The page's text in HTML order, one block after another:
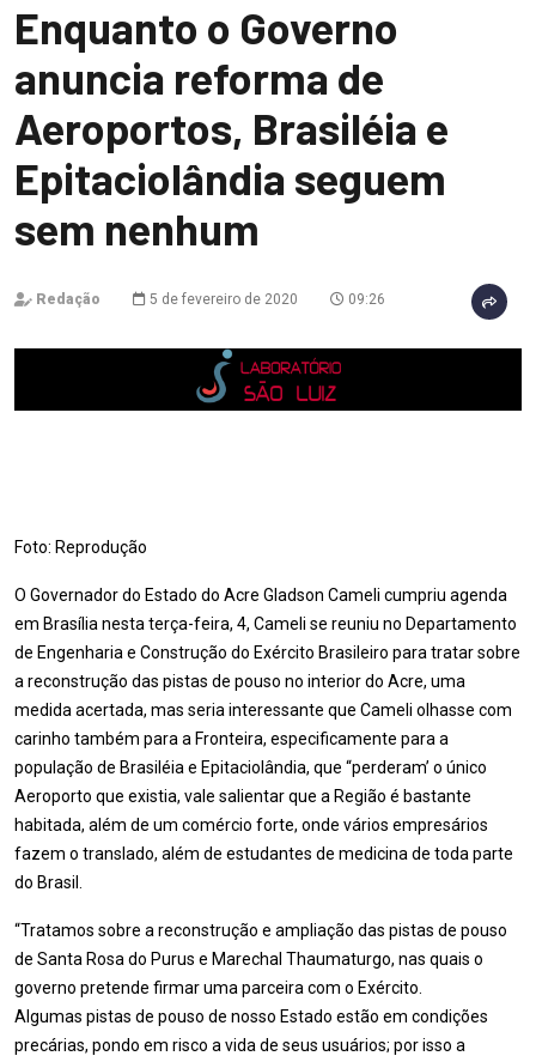
Enquanto o Governo
anuncia reforma de
Aeroportos, Brasiléia e
Epitaciolândia seguem
sem nenhum
Redação 5 de fevereiro de 2020 09:26
Foto: Reprodução
O Governador do Estado do Acre Gladson Cameli cumpriu agenda
em Brasília nesta terça-feira, 4, Cameli se reuniu no Departamento
de Engenharia e Construção do Exército Brasileiro para tratar sobre
a reconstrução das pistas de pouso no interior do Acre, uma
medida acertada, mas seria interessante que Cameli olhasse com
carinho também para a Fronteira, especificamente para a
população de Brasiléia e Epitaciolândia, que “perderam’ o único
Aeroporto que existia, vale salientar que a Região é bastante
habitada, além de um comércio forte, onde vários empresários
fazem o translado, além de estudantes de medicina de toda parte
do Brasil.
“Tratamos sobre a reconstrução e ampliação das pistas de pouso
de Santa Rosa do Purus e Marechal Thaumaturgo, nas quais o
governo pretende firmar uma parceira com o Exército.
Algumas pistas de pouso de nosso Estado estão em condições
precárias, pondo em risco a vida de seus usuários; por isso a